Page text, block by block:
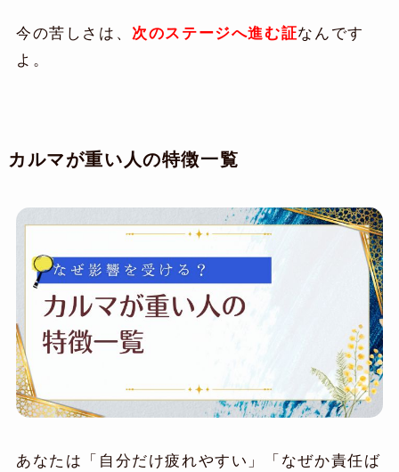
今の苦しさは、 次のステージへ進む証なんです
よ。
カルマが重い人の特徴一覧
あなたは「自分だけ疲れやすい」「なぜか責任ば